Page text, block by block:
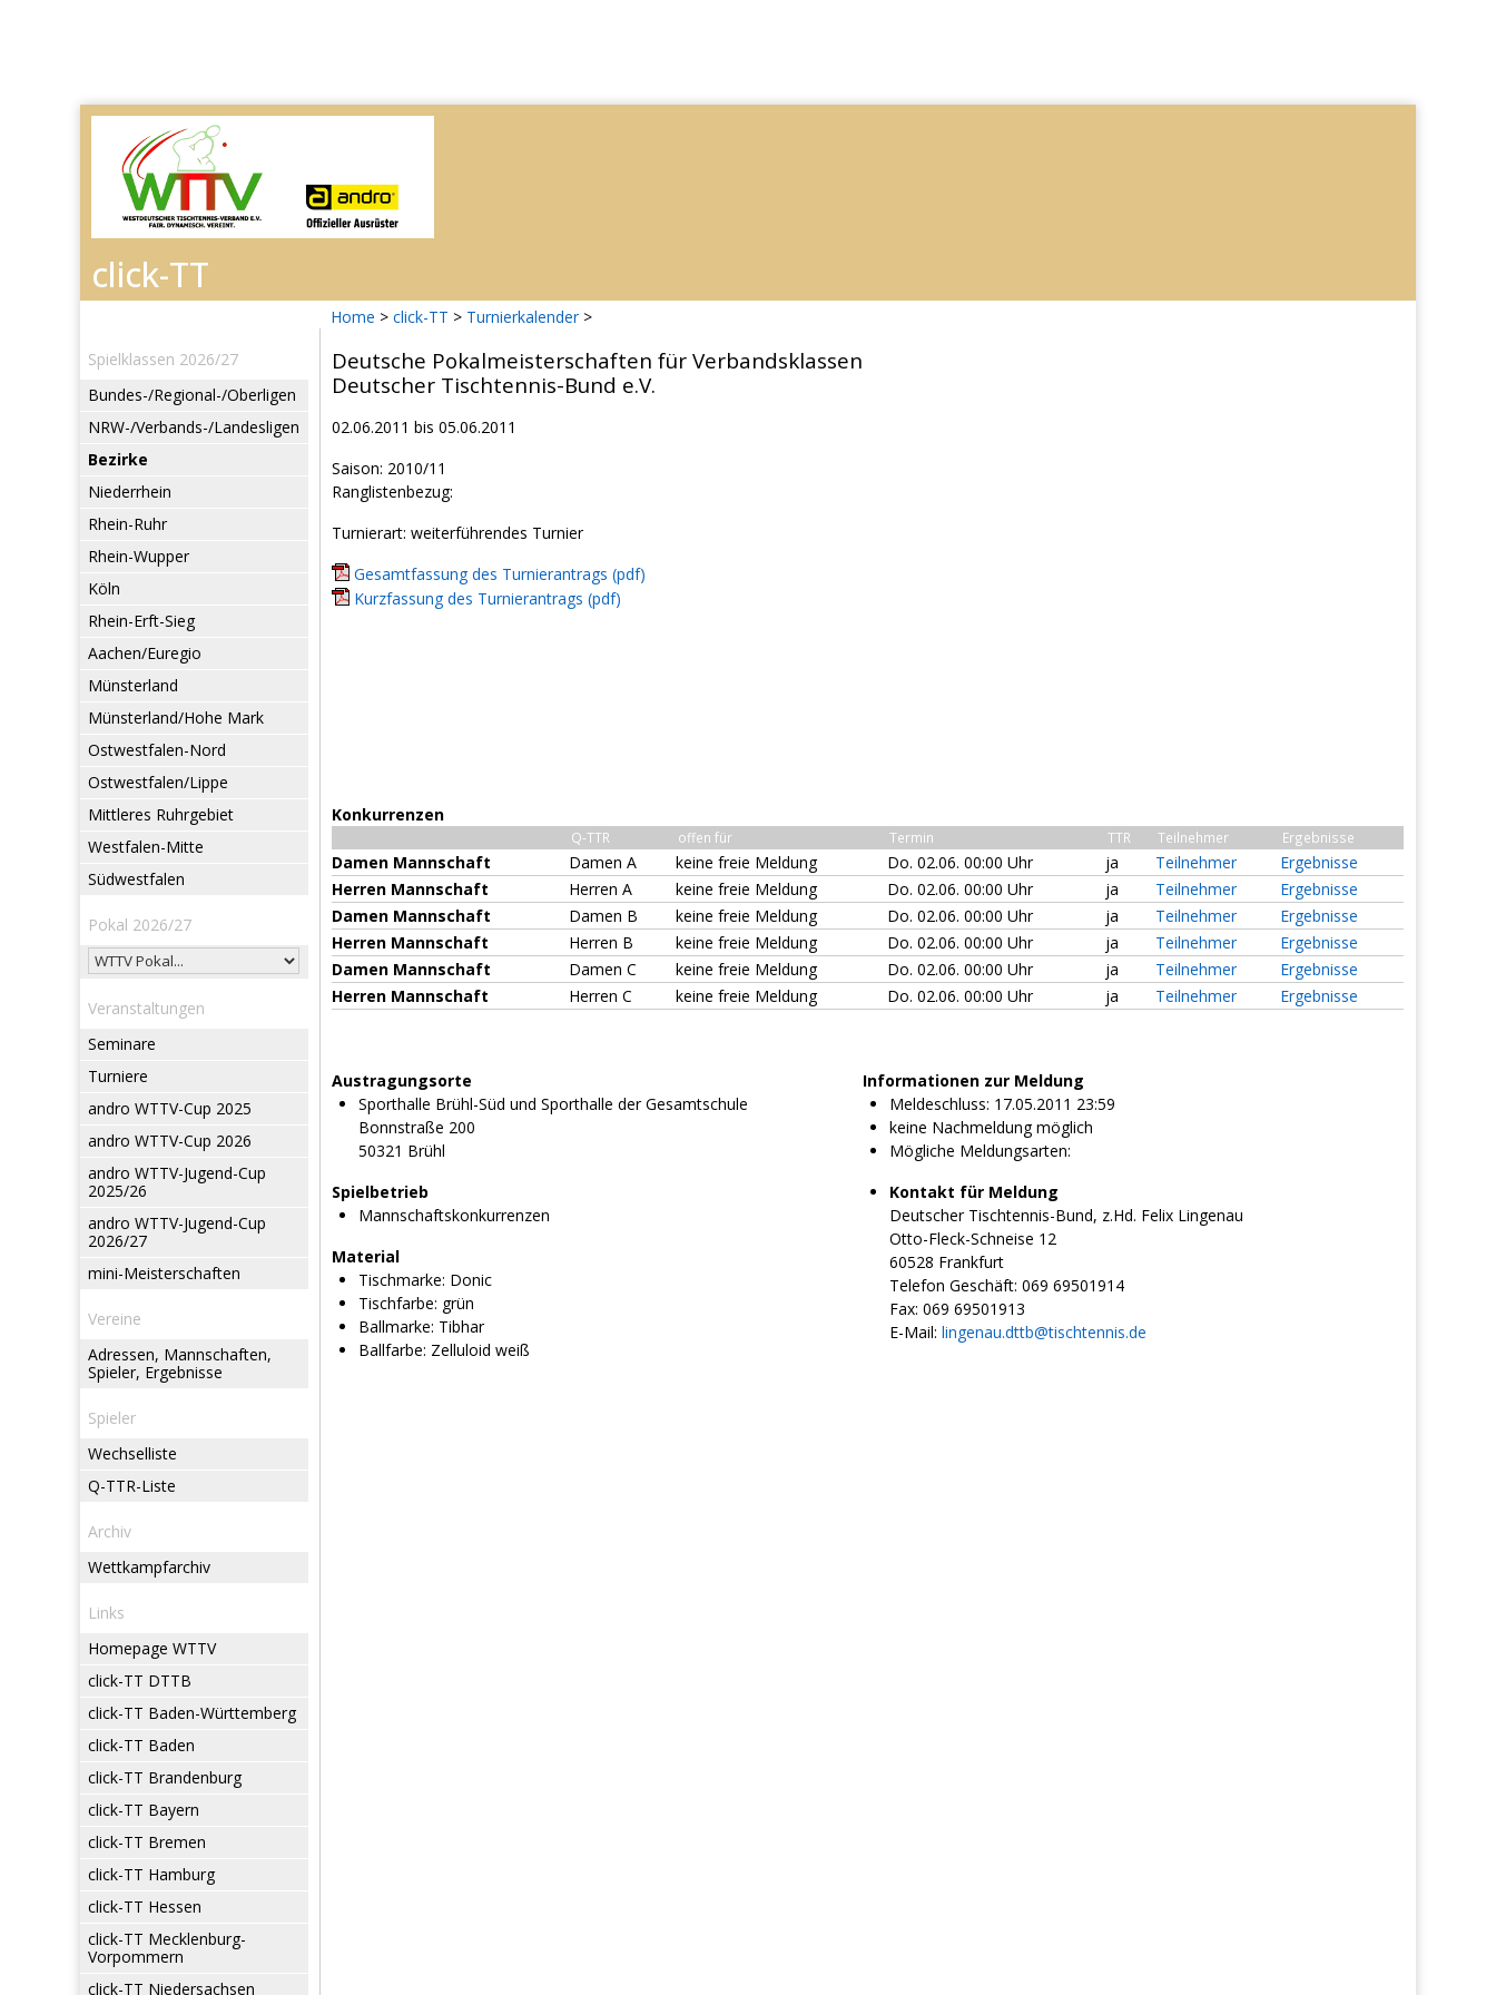
Home > click-TT > Turnierkalender >
Spielklassen 2026/27
Bundes-/Regional-/Oberligen
NRW-/Verbands-/Landesligen
Bezirke
Niederrhein
Rhein-Ruhr
Rhein-Wupper
Köln
Rhein-Erft-Sieg
Aachen/Euregio
Münsterland
Münsterland/Hohe Mark
Ostwestfalen-Nord
Ostwestfalen/Lippe
Mittleres Ruhrgebiet
Westfalen-Mitte
Südwestfalen
Pokal 2026/27
Veranstaltungen
Seminare
Turniere
andro WTTV-Cup 2025
andro WTTV-Cup 2026
andro WTTV-Jugend-Cup
2025/26
andro WTTV-Jugend-Cup
2026/27
mini-Meisterschaften
Vereine
Adressen, Mannschaften,
Spieler, Ergebnisse
Spieler
Wechselliste
Q-TTR-Liste
Archiv
Wettkampfarchiv
Links
Homepage WTTV
click-TT DTTB
click-TT Baden-Württemberg
click-TT Baden
click-TT Brandenburg
click-TT Bayern
click-TT Bremen
click-TT Hamburg
click-TT Hessen
click-TT Mecklenburg-
Vorpommern
click-TT Niedersachsen
Deutsche Pokalmeisterschaften für Verbandsklassen
Deutscher Tischtennis-Bund e.V.
02.06.2011 bis 05.06.2011
Saison: 2010/11
Ranglistenbezug:
Turnierart: weiterführendes Turnier
Gesamtfassung des Turnierantrags (pdf)
Kurzfassung des Turnierantrags (pdf)
Konkurrenzen
Q-TTR offen für Termin TTR Teilnehmer Ergebnisse
Damen Mannschaft Damen A keine freie Meldung Do. 02.06. 00:00 Uhr ja Teilnehmer
Ergebnisse
Herren Mannschaft
Herren A keine freie Meldung Do. 02.06. 00:00 Uhr ja Teilnehmer
Ergebnisse
Damen Mannschaft
Damen B keine freie Meldung Do. 02.06. 00:00 Uhr ja Teilnehmer
Ergebnisse
Herren Mannschaft
Herren B keine freie Meldung Do. 02.06. 00:00 Uhr ja Teilnehmer
Ergebnisse
Damen Mannschaft
Damen C keine freie Meldung Do. 02.06. 00:00 Uhr ja Teilnehmer
Ergebnisse
Herren Mannschaft
Herren C keine freie Meldung Do. 02.06. 00:00 Uhr ja Teilnehmer Ergebnisse
Austragungsorte
Sporthalle Brühl-Süd und Sporthalle der Gesamtschule
Bonnstraße 200
50321 Brühl
Spielbetrieb
Mannschaftskonkurrenzen
Material
Tischmarke: Donic
Tischfarbe: grün
Ballmarke: Tibhar
Ballfarbe: Zelluloid weiß
Informationen zur Meldung
Meldeschluss: 17.05.2011 23:59
keine Nachmeldung möglich
Mögliche Meldungsarten:
Kontakt für Meldung
Deutscher Tischtennis-Bund, z.Hd. Felix Lingenau
Otto-Fleck-Schneise 12
60528 Frankfurt
Telefon Geschäft: 069 69501914
Fax: 069 69501913
E-Mail: lingenau.dttb@tischtennis.de